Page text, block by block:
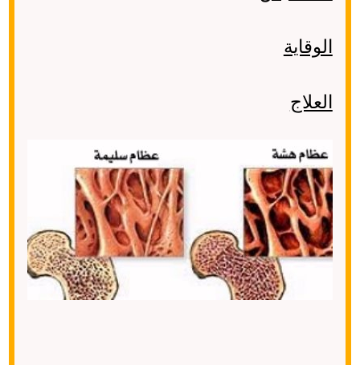
الوقاية
العلاج